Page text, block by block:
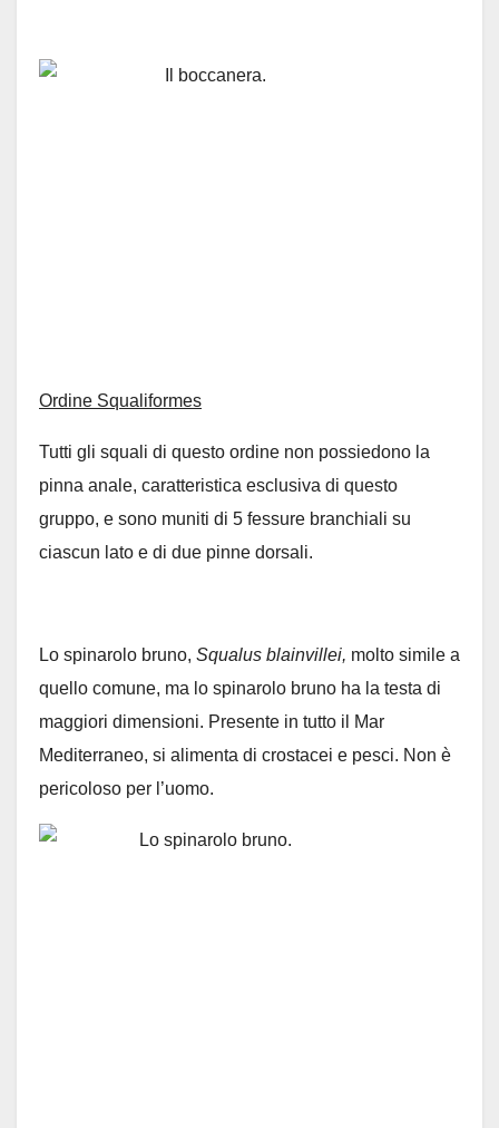
Ordine Squaliformes
Tutti gli squali di questo ordine non possiedono la
pinna anale, caratteristica esclusiva di questo
gruppo, e sono muniti di 5 fessure branchiali su
ciascun lato e di due pinne dorsali.
Lo spinarolo bruno, Squalus blainvillei, molto simile a
quello comune, ma lo spinarolo bruno ha la testa di
maggiori dimensioni. Presente in tutto il Mar
Mediterraneo, si alimenta di crostacei e pesci. Non è
pericoloso per l’uomo.